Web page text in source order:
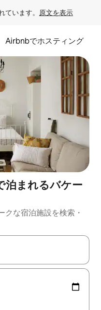
ています。 原文を表示
Airbnbでホスティング
泊まれるバケー
な宿泊施設を検索・
矢印キーを使って移動するか